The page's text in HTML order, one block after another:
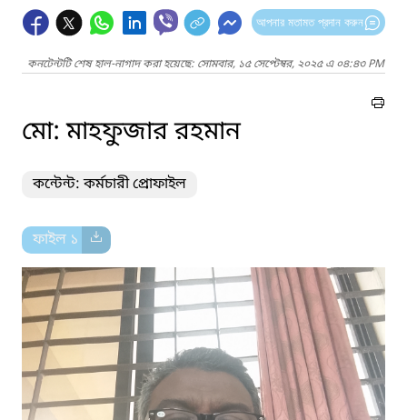
আপনার মতামত প্রদান করুন
কনটেন্টটি শেষ হাল-নাগাদ করা হয়েছে: সোমবার, ১৫ সেপ্টেম্বর, ২০২৫ এ ০৪:৪৩ PM
মো: মাহফুজার রহমান
কন্টেন্ট: কর্মচারী প্রোফাইল
ফাইল ১